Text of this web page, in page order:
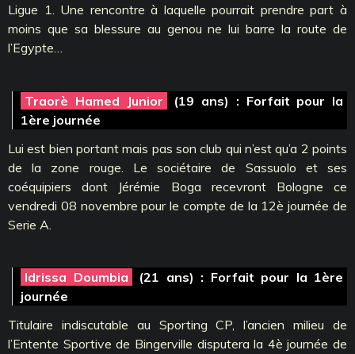
Ligue 1. Une rencontre à laquelle pourrait prendre part à
moins que sa blessure au genou ne lui barre la route de
l’Egypte…
Traorè Hamed Junior
(19 ans) : Forfait pour la
1ère journée
Lui est bien portant mais pas son club qui n’est qu’a 2 points
de la zone rouge. Le sociétaire de Sassuolo et ses
coéquipiers dont Jérémie Boga recevront Bologne ce
vendredi 08 novembre pour le compte de la 12è journée de
Serie A.
Idrissa Doumbia
(21 ans) : Forfait pour la 1ère
journée
Titulaire indiscutable au Sporting CP, l’ancien milieu de
l’Entente Sportive de Bingerville disputera la 4è journée de